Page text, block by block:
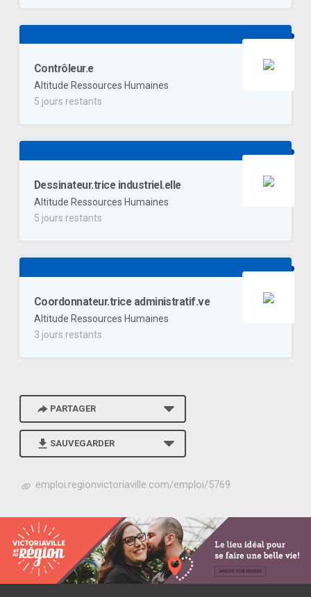
Contrôleur.e
Altitude Ressources Humaines
5 jours restants
Dessinateur.trice industriel.elle
Altitude Ressources Humaines
5 jours restants
Coordonnateur.trice administratif.ve
Altitude Ressources Humaines
3 jours restants
PARTAGER
SAUVEGARDER
h
p
s
:
/
/
emploi.regionvictoriaville.com/emploi/5769